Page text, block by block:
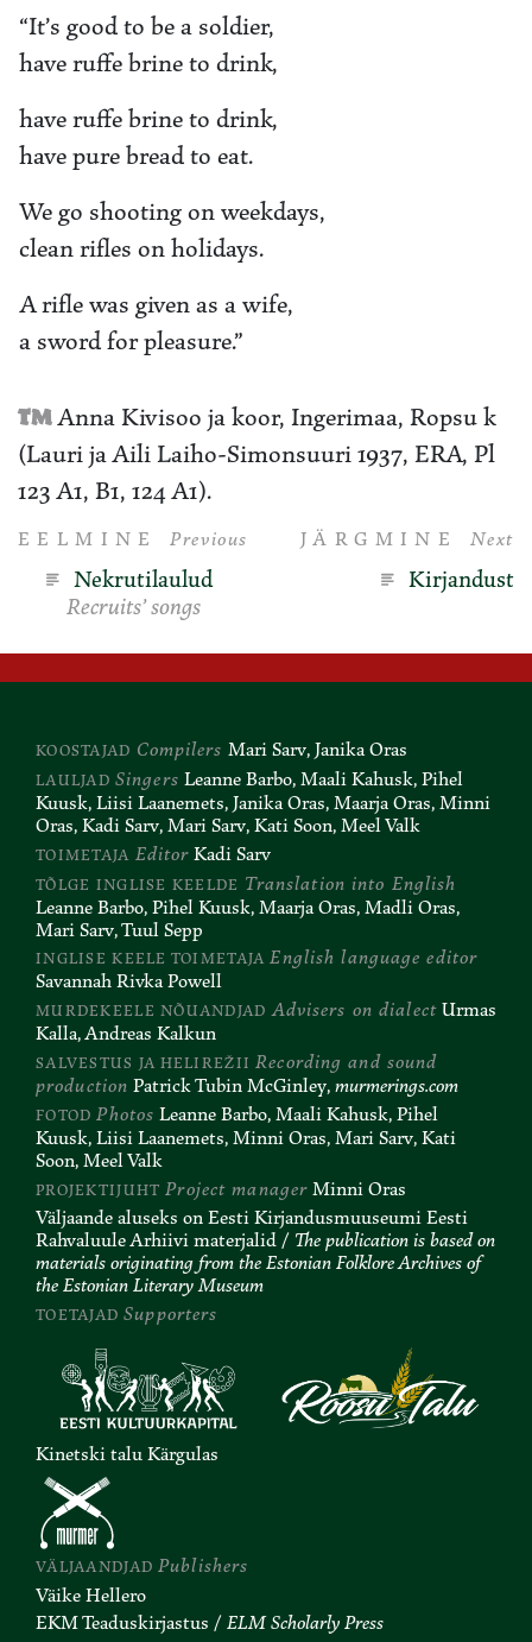
“It’s good to be a soldier,
have ruffe brine to drink,
have ruffe brine to drink,
have pure bread to eat.
We go shooting on weekdays,
clean rifles on holidays.
A rifle was given as a wife,
a sword for pleasure.”
TMAnna Kivisoo ja koor, Ingerimaa, Ropsu k
(Lauri ja Aili Laiho-Simonsuuri 1937, ERA, Pl
123 A1, B1, 124 A1).
EELMINEPrevious
Nekrutilaulud
Recruits’ songs
JÄRGMINE Next
Kirjandust
KOOSTAJAD Compilers Mari Sarv, Janika Oras
LAULJAD Singers Leanne Barbo, Maali Kahusk, Pihel
Kuusk, Liisi Laanemets, Janika Oras, Maarja Oras, Minni
Oras, Kadi Sarv, Mari Sarv, Kati Soon, Meel Valk
TOIMETAJA Editor Kadi Sarv
TÕLGE INGLISE KEELDE Translation into English
Leanne Barbo, Pihel Kuusk, Maarja Oras, Madli Oras,
Mari Sarv, Tuul Sepp
INGLISE KEELE TOIMETAJA English language editor
Savannah Rivka Powell
MURDEKEELE NÕUANDJAD Advisers on dialectUrmas
Kalla, Andreas Kalkun
SALVESTUS JA HELIREŽII Recording and sound
production Patrick Tubin McGinley,murmerings.com
FOTOD Photos Leanne Barbo, Maali Kahusk, Pihel
Kuusk, Liisi Laanemets, Minni Oras, Mari Sarv, Kati
Soon, Meel Valk
PROJEKTIJUHT Project manager Minni Oras
Väljaande aluseks on Eesti Kirjandusmuuseumi Eesti
Rahvaluule Arhiivi materjalid / The publication is based on
materials originating from the Estonian Folklore Archives of
the Estonian Literary Museum
TOETAJAD Supporters
Kinetski talu Kärgulas
VÄLJAANDJAD Publishers
Väike Hellero
EKM Teaduskirjastus / ELM Scholarly Press